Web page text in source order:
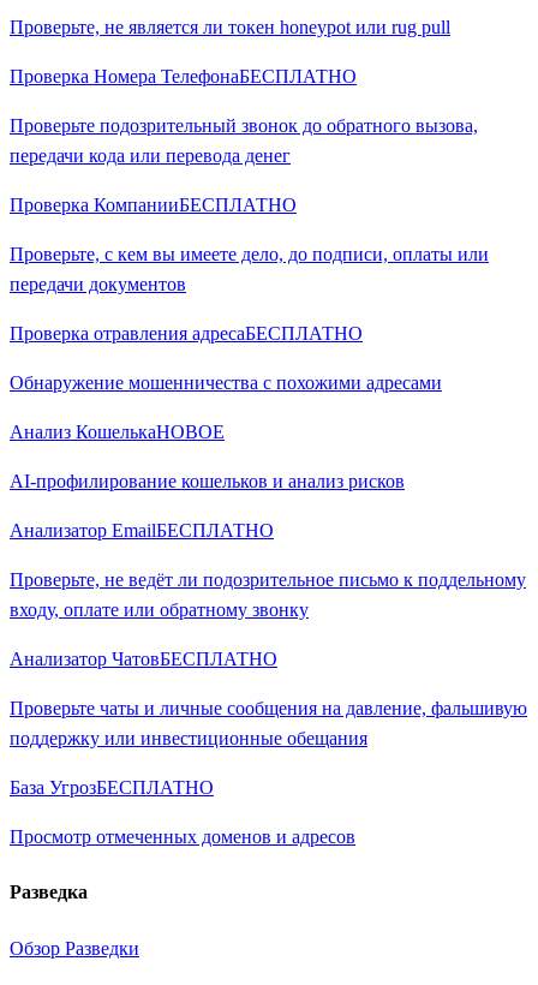
Проверьте, не является ли токен honeypot или rug pull
Проверка Номера ТелефонаБЕСПЛАТНО
Проверьте подозрительный звонок до обратного вызова,
передачи кода или перевода денег
Проверка КомпанииБЕСПЛАТНО
Проверьте, с кем вы имеете дело, до подписи, оплаты или
передачи документов
Проверка отравления адресаБЕСПЛАТНО
Обнаружение мошенничества с похожими адресами
Анализ КошелькаНОВОЕ
AI-профилирование кошельков и анализ рисков
Анализатор EmailБЕСПЛАТНО
Проверьте, не ведёт ли подозрительное письмо к поддельному
входу, оплате или обратному звонку
Анализатор ЧатовБЕСПЛАТНО
Проверьте чаты и личные сообщения на давление, фальшивую
поддержку или инвестиционные обещания
База УгрозБЕСПЛАТНО
Просмотр отмеченных доменов и адресов
Разведка
Обзор Разведки